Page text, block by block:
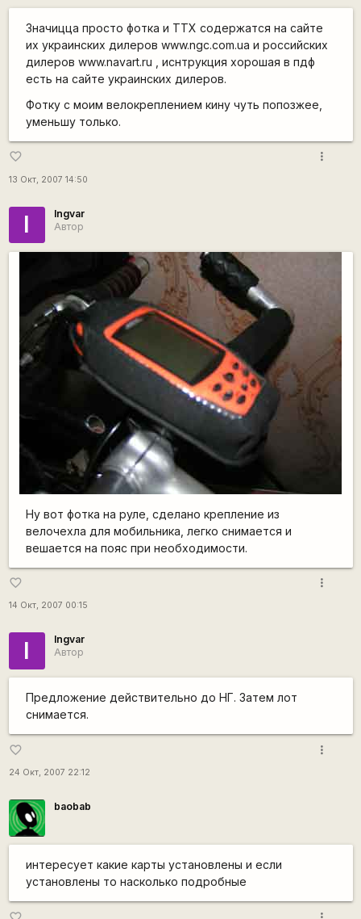
Значицца просто фотка и ТТХ содержатся на сайте
их украинских дилеров www.ngc.com.ua и российских
дилеров www.navart.ru , иснтрукция хорошая в пдф
есть на сайте украинских дилеров.
Фотку с моим велокреплением кину чуть попозжее,
уменьшу только.
favorite_border
13 Окт, 2007 14:50
more_vert
I
Ingvar
Автор
Ну вот фотка на руле, сделано крепление из
велочехла для мобильника, легко снимается и
вешается на пояс при необходимости.
favorite_border
14 Окт, 2007 00:15
more_vert
I
Ingvar
Автор
Предложение действительно до НГ. Затем лот
снимается.
favorite_border
24 Окт, 2007 22:12
more_vert
baobab
интересует какие карты установлены и если
установлены то насколько подробные